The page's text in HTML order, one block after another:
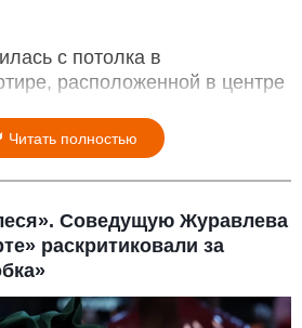
с потолка в
расположенной в центре
Читать полностью
Соведущую Журавлева
раскритиковали за